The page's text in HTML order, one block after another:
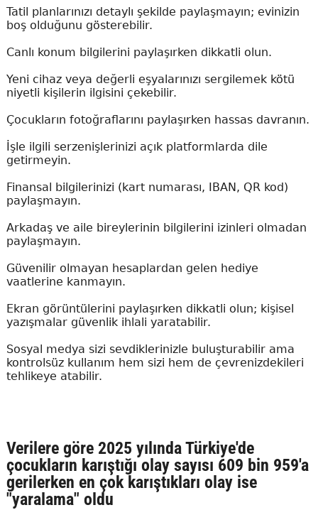
Tatil planlarınızı detaylı şekilde paylaşmayın; evinizin
boş olduğunu gösterebilir.
Canlı konum bilgilerini paylaşırken dikkatli olun.
Yeni cihaz veya değerli eşyalarınızı sergilemek kötü
niyetli kişilerin ilgisini çekebilir.
Çocukların fotoğraflarını paylaşırken hassas davranın.
İşle ilgili serzenişlerinizi açık platformlarda dile
getirmeyin.
Finansal bilgilerinizi (kart numarası, IBAN, QR kod)
paylaşmayın.
Arkadaş ve aile bireylerinin bilgilerini izinleri olmadan
paylaşmayın.
Güvenilir olmayan hesaplardan gelen hediye
vaatlerine kanmayın.
Ekran görüntülerini paylaşırken dikkatli olun; kişisel
yazışmalar güvenlik ihlali yaratabilir.
Sosyal medya sizi sevdiklerinizle buluşturabilir ama
kontrolsüz kullanım hem sizi hem de çevrenizdekileri
tehlikeye atabilir.
Verilere göre 2025 yılında Türkiye'de
çocukların karıştığı olay sayısı 609 bin 959'a
gerilerken en çok karıştıkları olay ise
"yaralama" oldu